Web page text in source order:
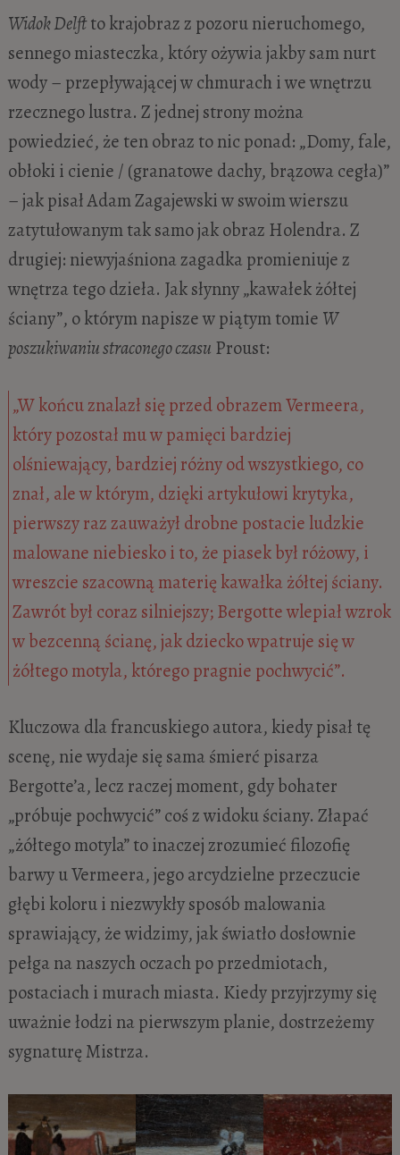
Widok Delftto krajobraz z pozoru nieruchomego,
sennego miasteczka, który ożywia jakby sam nurt
wody – przepływającej w chmurach i we wnętrzu
rzecznego lustra. Z jednej strony można
powiedzieć, że ten obraz to nic ponad: „Domy, fale,
obłoki i cienie / (granatowe dachy, brązowa cegła)”
– jak pisał Adam Zagajewski w swoim wierszu
zatytułowanym tak samo jak obraz Holendra. Z
drugiej: niewyjaśniona zagadka promieniuje z
wnętrza tego dzieła. Jak słynny „kawałek żółtej
ściany”, o którym napisze w piątym tomie W
poszukiwaniu straconego czasu Proust:
„W końcu znalazł się przed obrazem Vermeera,
który pozostał mu w pamięci bardziej
olśniewający, bardziej różny od wszystkiego, co
znał, ale w którym, dzięki artykułowi krytyka,
pierwszy raz zauważył drobne postacie ludzkie
malowane niebiesko i to, że piasek był różowy, i
wreszcie szacowną materię kawałka żółtej ściany.
Zawrót był coraz silniejszy; Bergotte wlepiał wzrok
w bezcenną ścianę, jak dziecko wpatruje się w
żółtego motyla, którego pragnie pochwycić”.
Kluczowa dla francuskiego autora, kiedy pisał tę
scenę, nie wydaje się sama śmierć pisarza
Bergotte’a, lecz raczej moment, gdy bohater
„próbuje pochwycić” coś z widoku ściany. Złapać
„żółtego motyla” to inaczej zrozumieć filozofię
barwy u Vermeera, jego arcydzielne przeczucie
głębi koloru i niezwykły sposób malowania
sprawiający, że widzimy, jak światło dosłownie
pełga na naszych oczach po przedmiotach,
postaciach i murach miasta. Kiedy przyjrzymy się
uważnie łodzi na pierwszym planie, dostrzeżemy
sygnaturę Mistrza.